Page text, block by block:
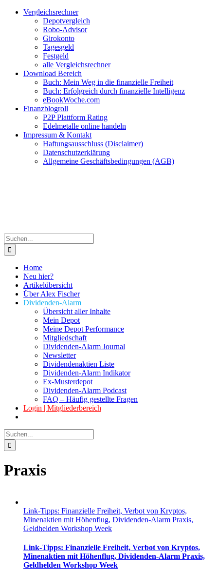
Zum
Facebook
Twitter
Instagram
Pinterest
YouTubeVergleichsrechner
Depotvergleich
Robo-Advisor
Girokonto
Tagesgeld
Festgeld
alle Vergleichsrechner
Download Bereich
Buch: Mein Weg in die finanzielle Freiheit
Buch: Erfolgreich durch finanzielle Intelligenz
eBookWoche.com
Finanzblogroll
P2P Plattform Rating
Edelmetalle online handeln
Impressum & Kontakt
Haftungsausschluss (Disclaimer)
Datenschutzerklärung
Allgemeine Geschäftsbedingungen (AGB)
Suche
nach:
Home
Neu hier?
Artikelübersicht
Über Alex Fischer
Dividenden-Alarm
Übersicht aller Inhalte
Mein Depot
Meine Depot Performance
Mitgliedschaft
Dividenden-Alarm Journal
Newsletter
Dividendenaktien Liste
Dividenden-Alarm Indikator
Ex-Musterdepot
Dividenden-Alarm Podcast
FAQ – Häufig gestellte Fragen
Login | Mitgliederbereich
Suche
nach:
Praxis
Link-Tipps: Finanzielle Freiheit, Verbot von Kryptos,
Minenaktien mit Höhenflug, Dividenden-Alarm Praxis,
Geldhelden Workshop Week
Link-Tipps: Finanzielle Freiheit, Verbot von Kryptos,
Minenaktien mit Höhenflug, Dividenden-Alarm Praxis,
Geldhelden Workshop Week